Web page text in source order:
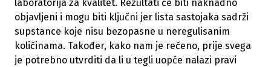
laboratorija za kvalitet. Rezultati će biti naknadno
objavljeni i mogu biti ključni jer lista sastojaka sadrži
supstance koje nisu bezopasne u neregulisanim
količinama. Također, kako nam je rečeno, prije svega
je potrebno utvrditi da li u tegli uopće nalazi pravi